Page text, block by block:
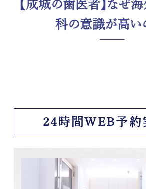
【成城の歯医者】なぜ
科の意識が高い
24時間WEB予約